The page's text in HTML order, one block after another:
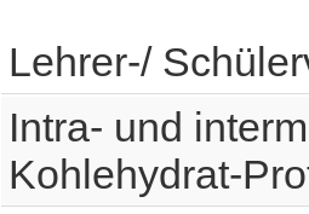
Lehrer-/
Intra- und
Kohlehydrat-